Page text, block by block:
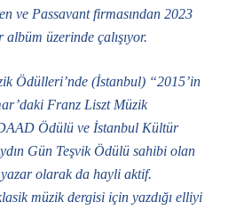
ve Passavant firmasından 2023
albüm üzerinde çalışıyor.
Ödülleri’nde (İstanbul) “2015’in
Franz Liszt Müzik
Ödülü ve İstanbul Kültür
Gün Teşvik Ödülü sahibi olan
olarak da hayli aktif.
müzik dergisi için yazdığı elliyi